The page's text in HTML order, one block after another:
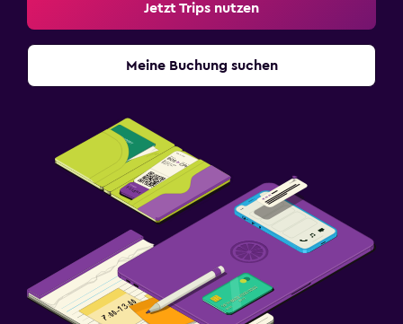
Jetzt Trips nutzen
Meine Buchung suchen